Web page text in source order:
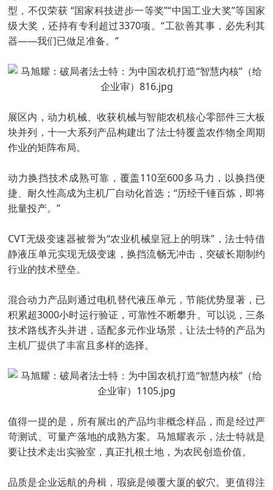
型，不仅荣获 “国家科技进步一等奖”“中国工业大奖”等国家
级大奖，还持有专利超过3370项。“工欲善其事，必先利其
器——我们已做足准备。”
展区内，动力机械、收获机械与智能农机核心零部件三大板
块并列，十一大系列产品构建出了法士特覆盖农作物全周期
作业的矩阵布局。
动力换挡技术成熟可靠，覆盖110至600多马力，以换挡便
捷、耐久性高成为主机厂自动化首选；“历经千锤百炼，即将
批量投产。”
CVT无级变速器被誉为“农业机械皇冠上的明珠”，法士特借
静液压单元实现无级变速，换挡流畅无冲击，突破长期制约
行业的技术壁垒。
混合动力产品则通过电机替代液压单元，节能优势显著，已
积累超3000小时运行验证，可靠性不断攀升。可以说，三条
技术路线齐头并进，适配多元作业场景，让法士特的产品为
主机厂提供了丰富且多样的选择。
值得一提的是，所有展出的产品均非概念样品，而是经过严
苛测试、可量产落地的成熟方案。马旭耀表示，法士特就是
要让技术走出实验室，真正扎根土地，为农民创造价值。
品质是企业远航的舟楫，瑕疵是倾覆大厦的蚁穴。更值得注